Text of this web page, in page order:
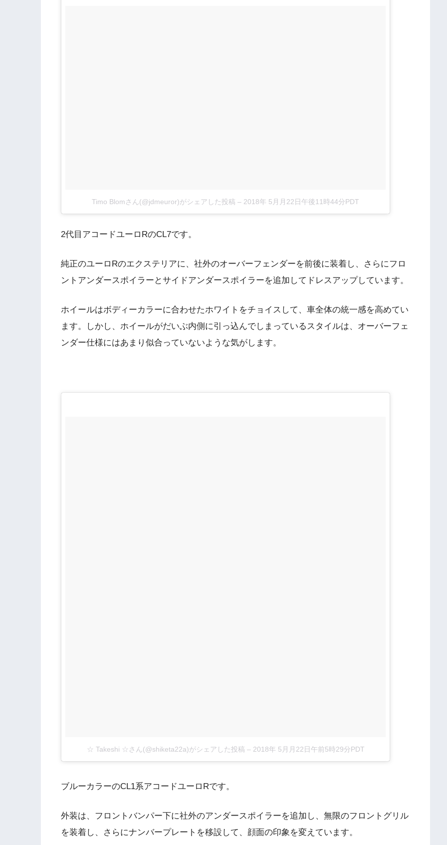
Timo Blomさん(@jdmeuror)がシェアした投稿 – 2018年 5月月22日午後11時44分PDT
2代目アコードユーロRのCL7です。
純正のユーロRのエクステリアに、社外のオーバーフェンダーを前後に装着し、さらにフロ
ントアンダースポイラーとサイドアンダースポイラーを追加してドレスアップしています。
ホイールはボディーカラーに合わせたホワイトをチョイスして、車全体の統一感を高めてい
ます。しかし、ホイールがだいぶ内側に引っ込んでしまっているスタイルは、オーバーフェ
ンダー仕様にはあまり似合っていないような気がします。
☆ Takeshi ☆さん(@shiketa22a)がシェアした投稿 – 2018年 5月月22日午前5時29分PDT
ブルーカラーのCL1系アコードユーロRです。
外装は、フロントバンパー下に社外のアンダースポイラーを追加し、無限のフロントグリル
を装着し、さらにナンバープレートを移設して、顔面の印象を変えています。